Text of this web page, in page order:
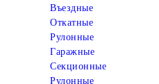
Въездные
Откатные
Рулонные
Гаражные
Cекционные
Рулонные